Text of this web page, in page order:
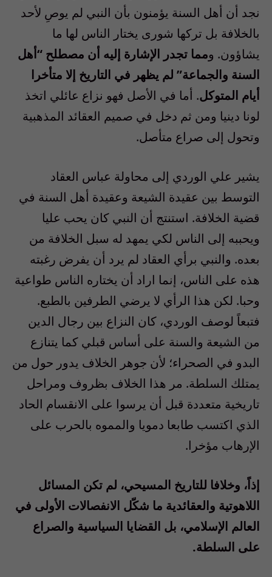
نجد أن أهل السنة يؤمنون بأن النبي لم يوصِ لأحد
بالخلافة بل تركها شورى يختار الناس لها ما
يشاؤون. ومما تجدر الإشارة إليه أن مصطلح “أهل
السنة والجماعة” لم يظهر في التاريخ إلا متأخرا
أيام المتوكل. أما في الأصل فهو نزاع عائلي اتخذ
لونا دينيا ومن ثم دخل في صميم العقائد المذهبية
وتحول إلى صراع متأصل.
يشير علي الوردي إلى محاولة عباس العقاد
التوسط بين عقيدة الشيعة وعقيدة أهل السنة في
قضية الخلافة. استنتج أن النبي كان يحب عليا
ويحببه إلى الناس لكي يمهد له سبل الخلافة من
بعده. والنبي برأي العقاد لم يرد أن يفرض رغبته
هذه على الناس، إنما اراد أن يختاره الناس طواعية
وحبا. لكن هذا الرأي لا يرضي الطرفين بالطبع.
فتبعاً لوصف الوردي، كان النزاع بين رجال الدين
من الشيعة والسنة على أساس قبلي كما يتنازع
البدو في الصحراء؛ لأن جوهر الخلاف يدور حول من
يمتلك السلطة. مر هذا الخلاف بظروف ومراحل
تاريخية متعددة قبل أن يرسوا على الانقسام الحاد
الذي اكتسب طابعا دمويا والمموه بالحرب على
الإرهاب مؤخرا.
إذاً، وخلافا للتاريخ المسيحي، لم تكن المسائل
اللاهوتية والعقائدية ما شكّل الانفصالات الأولى في
العالم الإسلامي، بل القضايا السياسية والصراع
على السلطة.